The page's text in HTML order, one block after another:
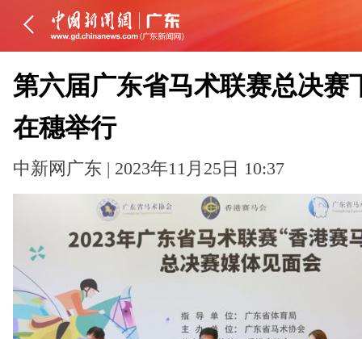
第六届广东省马术联赛总决赛
在穗举行
中新网广东 | 2023年11月25日 10:37